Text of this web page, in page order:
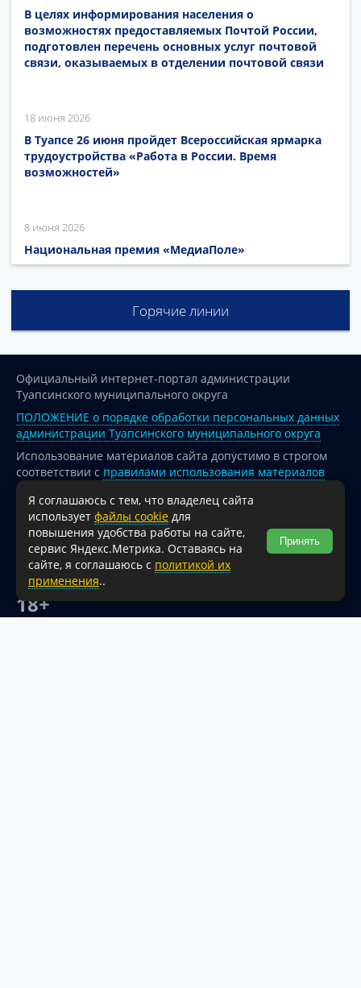
В целях информирования населения о
возможностях предоставляемых Почтой России,
подготовлен перечень основных услуг почтовой
связи, оказываемых в отделении почтовой связи
18 июня 2026
В Туапсе 26 июня пройдет Всероссийская ярмарка
трудоустройства «Работа в России. Время
возможностей»
8 июня 2026
Национальная премия «МедиаПоле»
Горячие линии
Официальный интернет-портал администрации
Туапсинского муниципального округа
ПОЛОЖЕНИЕ о порядке обработки персональных данных
администрации Туапсинского муниципального округа
Использование материалов сайта допустимо в строгом
соответствии с правилами использования материалов
опубликованных на сайте
При перепечатке и использовании информации ссылка
на источник обязательна.
Для сайтов и страниц сети Интернет обязательна
активная гиперссылка на официальный интернет-портал
администрации Туапсинского муниципального округа.
18+
Я соглашаюсь с тем, что владелец сайта
использует файлы cookie для
повышения удобства работы на сайте,
сервис Яндекс.Метрика. Оставаясь на
сайте, я соглашаюсь с политикой их
применения..
Принять